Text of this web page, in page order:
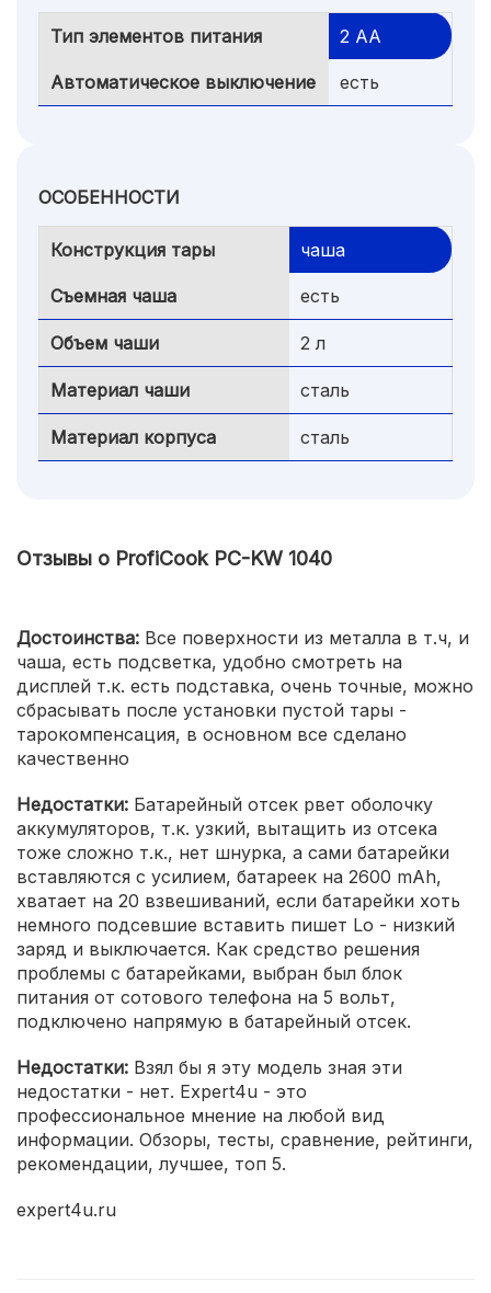
Тип элементов питания 2 АА
Автоматическое выключение есть
ОСОБЕННОСТИ
Конструкция тары чаша
Съемная чаша есть
Объем чаши 2 л
Материал чаши сталь
Материал корпуса сталь
Отзывы о ProfiCook PC-KW 1040
Достоинства: Все поверхности из металла в т.ч, и
чаша, есть подсветка, удобно смотреть на
дисплей т.к. есть подставка, очень точные, можно
сбрасывать после установки пустой тары -
тарокомпенсация, в основном все сделано
качественно
Недостатки: Батарейный отсек рвет оболочку
аккумуляторов, т.к. узкий, вытащить из отсека
тоже сложно т.к., нет шнурка, а сами батарейки
вставляются с усилием, батареек на 2600 mAh,
хватает на 20 взвешиваний, если батарейки хоть
немного подсевшие вставить пишет Lo - низкий
заряд и выключается. Как средство решения
проблемы с батарейками, выбран был блок
питания от сотового телефона на 5 вольт,
подключено напрямую в батарейный отсек.
Недостатки: Взял бы я эту модель зная эти
недостатки - нет. Expert4u - это
профессиональное мнение на любой вид
информации. Обзоры, тесты, сравнение, рейтинги,
рекомендации, лучшее, топ 5.
expert4u.ru